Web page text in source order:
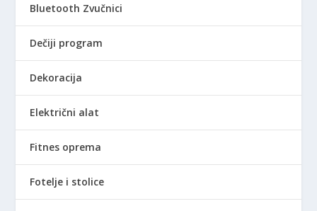
Bluetooth Zvučnici
Dečiji program
Dekoracija
Električni alat
Fitnes oprema
Fotelje i stolice